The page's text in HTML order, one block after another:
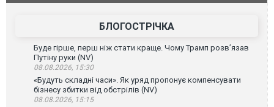
БЛОГОСТРІЧКА
Буде гірше, перш ніж стати краще. Чому Трамп розв’язав
Путіну руки (NV)
08.08.2026, 15:30
«Будуть складні часи». Як уряд пропонує компенсувати
бізнесу збитки від обстрілів (NV)
08.08.2026, 15:15